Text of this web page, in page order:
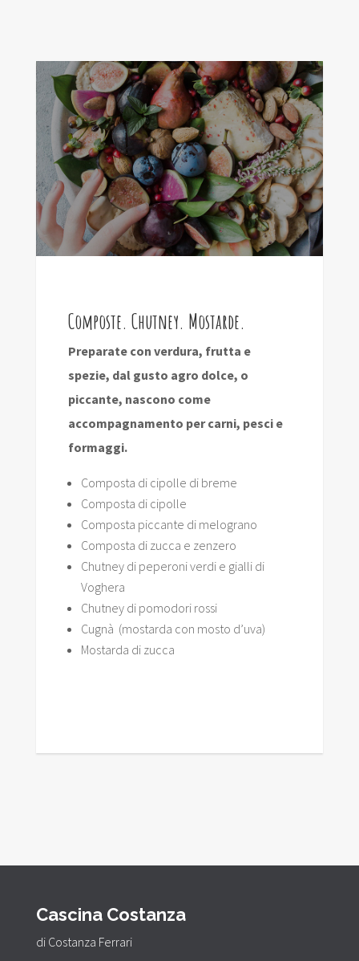
Composte. Chutney. Mostarde.
Preparate con verdura, frutta e
spezie, dal gusto agro dolce, o
piccante, nascono come
accompagnamento per carni, pesci e
formaggi.
Composta di cipolle di breme
Composta di cipolle
Composta piccante di melograno
Composta di zucca e zenzero
Chutney di peperoni verdi e gialli di
Voghera
Chutney di pomodori rossi
Cugnà (mostarda con mosto d’uva)
Mostarda di zucca
Cascina Costanza
di Costanza Ferrari